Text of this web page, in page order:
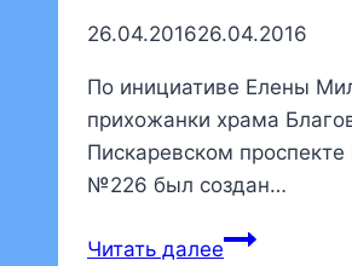
26.04.201626.04.2016
По инициативе Елены
прихожанки храма
Пискаревском
№226 был создан…
Читать далееПрихожанка